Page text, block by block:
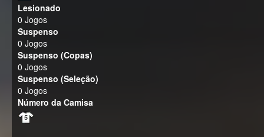
Lesionado
0 Jogos
Suspenso
0 Jogos
Suspenso (Copas)
0 Jogos
Suspenso (Seleção)
0 Jogos
Número da Camisa
5